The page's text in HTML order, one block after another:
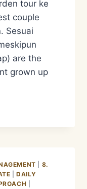
tour ke
couple
Sesuai
are the
grown up
8.
|DAILY